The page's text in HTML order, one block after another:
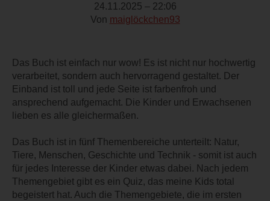
24.11.2025 – 22:06
Von maiglöckchen93
Das Buch ist einfach nur wow! Es ist nicht nur hochwertig
verarbeitet, sondern auch hervorragend gestaltet. Der
Einband ist toll und jede Seite ist farbenfroh und
ansprechend aufgemacht. Die Kinder und Erwachsenen
lieben es alle gleichermaßen.
Das Buch ist in fünf Themenbereiche unterteilt: Natur,
Tiere, Menschen, Geschichte und Technik - somit ist auch
für jedes Interesse der Kinder etwas dabei. Nach jedem
Themengebiet gibt es ein Quiz, das meine Kids total
begeistert hat. Auch die Themengebiete, die im ersten